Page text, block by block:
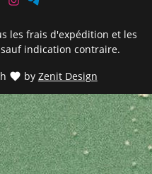
by Zenit Design
les frais d'expédition et les
indication contraire.